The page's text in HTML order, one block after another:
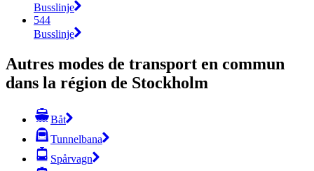
Busslinje
544
Busslinje
Autres modes de transport en commun
dans la région de Stockholm
Båt
Tunnelbana
Spårvagn